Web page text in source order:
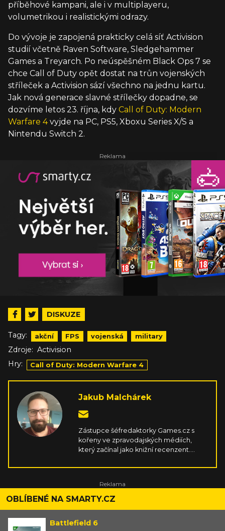
příběhové kampani, ale i v multiplayeru,
volumetrikou i realistickými odrazy.
Do vývoje je zapojená prakticky celá síť Activision
studií včetně Raven Software, Sledgehammer
Games a Treyarch. Po neúspěšném Black Ops 7 se
chce Call of Duty opět dostat na trůn vojenských
stříleček a Activision sází všechno na jednu kartu.
Jak nová generace slavné střílečky dopadne, se
dozvíme letos 23. října, kdy Call of Duty: Modern
Warfare 4vyjde na PC, PS5, Xboxu Series X/S a
Nintendu Switch 2.
DISKUZE
Tagy: akční FPS vojenská military
Zdroje: Activision
Hry:
Call of Duty: Modern Warfare 4
Jakub Malchárek
Zástupce šéfredaktorky Games.cz s
kořeny ve zpravodajských médiích,
který začínal jako knižní recenzent.
příběhů a singleplayerových her
Rád se vzteká u soulsovek, uklidňuje v
otevřených světech, hraje si na někoho
dobrou skotskou.
OBLÍBENÉ NA SMARTY.CZ
Battlefield 6